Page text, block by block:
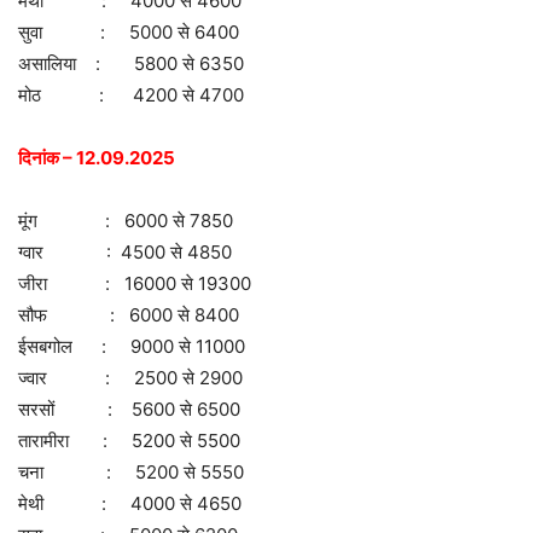
सुवा : 5000 से 6400
असालिया : 5800 से 6350
मोठ : 4200 से 4700
दिनांक – 12.09.2025
मूंग : 6000 से 7850
ग्वार : 4500 से 4850
जीरा : 16000 से 19300
सौफ : 6000 से 8400
ईसबगोल : 9000 से 11000
ज्वार : 2500 से 2900
सरसों : 5600 से 6500
तारामीरा : 5200 से 5500
चना : 5200 से 5550
मेथी : 4000 से 4650